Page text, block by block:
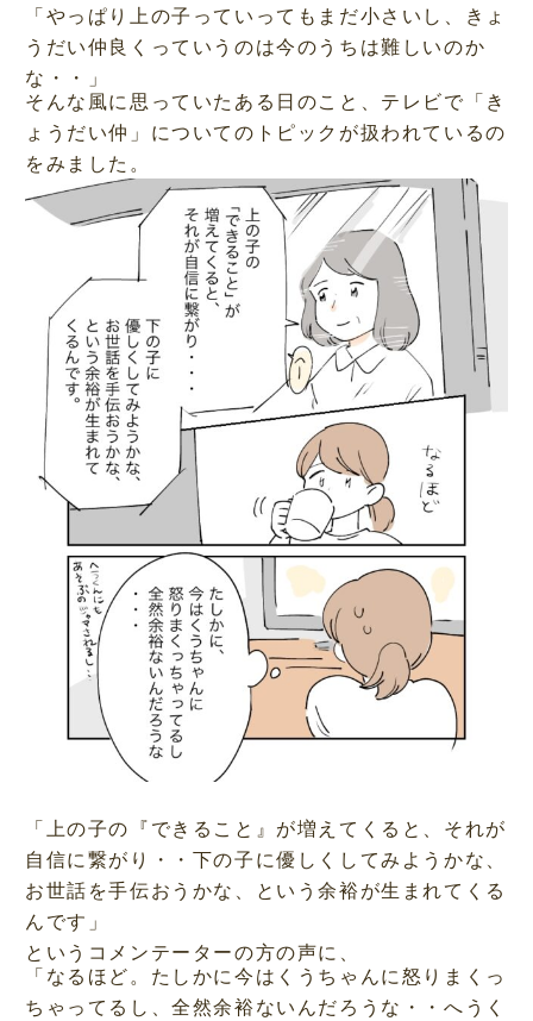
「やっぱり上の子っていってもまだ小さいし、きょ
うだい仲良くっていうのは今のうちは難しいのか
な・・」
そんな風に思っていたある日のこと、テレビで「き
ょうだい仲」についてのトピックが扱われているの
をみました。
「上の子の『できること』が増えてくると、それが
自信に繋がり・・下の子に優しくしてみようかな、
お世話を手伝おうかな、という余裕が生まれてくる
んです」
というコメンテーターの方の声に、
「なるほど。たしかに今はくうちゃんに怒りまくっ
ちゃってるし、全然余裕ないんだろうな・・へうく